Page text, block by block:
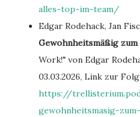
alles-top-im-team/
Edgar Rodehack, Jan
Gewohnheitsmäßig
Work!" von Edgar
03.03.2026, Link zur
https://
gewohnheitsmasig-